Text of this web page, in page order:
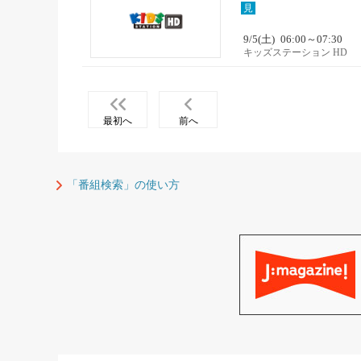
見
9/5(土) 06:00～07:30
キッズステーション HD
最初へ 前へ
「番組検索」の使い方